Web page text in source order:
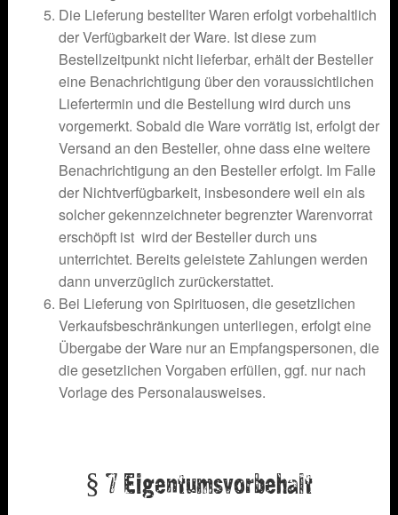
Die Lieferung bestellter Waren erfolgt vorbehaltlich
der Verfügbarkeit der Ware. Ist diese zum
Bestellzeitpunkt nicht lieferbar, erhält der Besteller
eine Benachrichtigung über den voraussichtlichen
Liefertermin und die Bestellung wird durch uns
vorgemerkt. Sobald die Ware vorrätig ist, erfolgt der
Versand an den Besteller, ohne dass eine weitere
Benachrichtigung an den Besteller erfolgt. Im Falle
der Nichtverfügbarkeit, insbesondere weil ein als
solcher gekennzeichneter begrenzter Warenvorrat
erschöpft ist wird der Besteller durch uns
unterrichtet. Bereits geleistete Zahlungen werden
dann unverzüglich zurückerstattet.
Bei Lieferung von Spirituosen, die gesetzlichen
Verkaufsbeschränkungen unterliegen, erfolgt eine
Übergabe der Ware nur an Empfangspersonen, die
die gesetzlichen Vorgaben erfüllen, ggf. nur nach
Vorlage des Personalausweises.
§ 7 Eigentumsvorbehalt